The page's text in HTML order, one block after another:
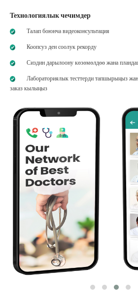
Технологиялык чечимдер
Талап боюнча видеоконсультация
Коопсуз ден соолук рекорду
Сиздин дарылоону көзөмөлдөө жана
Лабораториялык тесттерди тапшырыңыз
заказ кылыңыз